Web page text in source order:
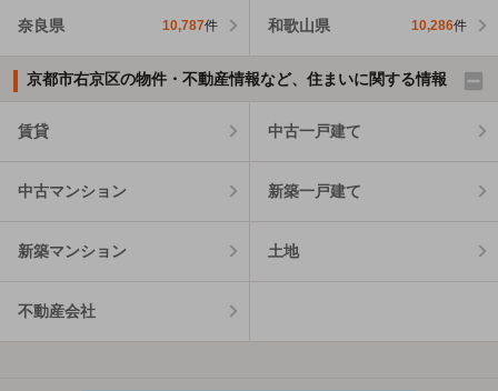
奈良県 10,787件 和歌山県 10,286件
京都市右京区の物件・不動産情報など、住まいに関する情報
賃貸 中古一戸建て
中古マンション 新築一戸建て
新築マンション 土地
不動産会社